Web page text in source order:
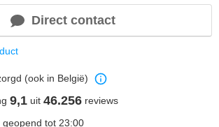
Direct contact
(ook in België)
9,1 uit 46.256 reviews
geopend tot 23:00